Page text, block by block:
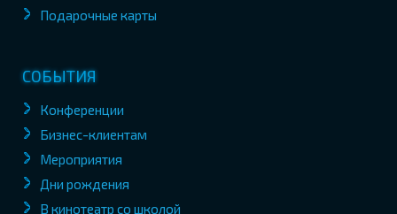
Подарочные карты
СОБЫТИЯ
Конференции
Бизнес-клиентам
Мероприятия
Дни рождения
В кинотеатр со школой